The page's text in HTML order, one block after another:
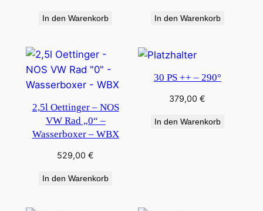
In den Warenkorb In den Warenkorb
2,5l Oettinger – NOS
VW Rad „0“ –
Wasserboxer – WBX
529,00€
In den Warenkorb
30 PS ++ – 290°
379,00€
In den Warenkorb